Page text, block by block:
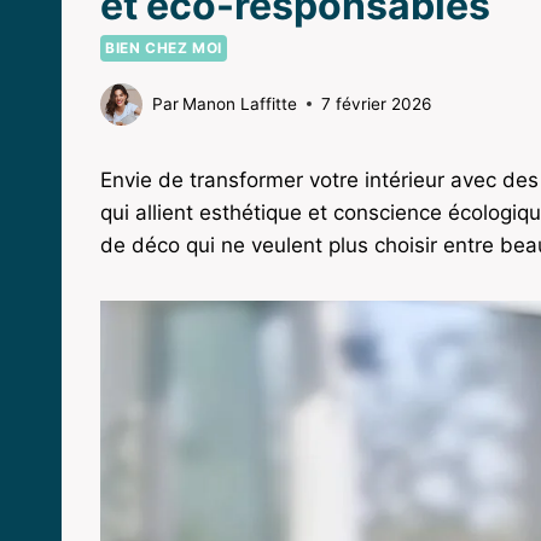
BIEN CHEZ MOI
Par Manon Laffitte 7 février 2026
Envie de transformer votre intérieur avec
qui allient esthétique et conscience
de déco qui ne veulent plus choisir entre